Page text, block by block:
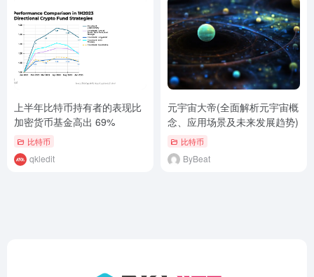
上半年比特币持有者的表现比
加密货币基金高出 69%
比特币
qkledit
元宇宙大帝(全面解析元宇宙概
念、应用场景及未来发展趋势)
比特币
ByBeat